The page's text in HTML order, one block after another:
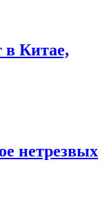
в Китае,
нетрезвых